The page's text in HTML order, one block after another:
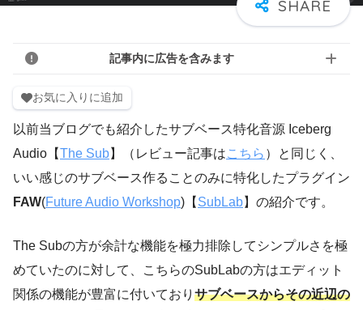
記事内に広告を含みます
お気に入りに追加
以前当ブログでも紹介したサブベース特化音源 Iceberg
Audio【The Sub】（レビュー記事はこちら ）と同じく、
いい感じのサブベース作ることのみに特化したプラグイン
FAW(Future Audio Workshop)【 SubLab】の紹介です。
The Subの方が余計な機能を極力排除してシンプルさを極
めていたのに対して、こちらのSubLabの方はエディット
関係の機能が豊富に付いており サブベースからその近辺の